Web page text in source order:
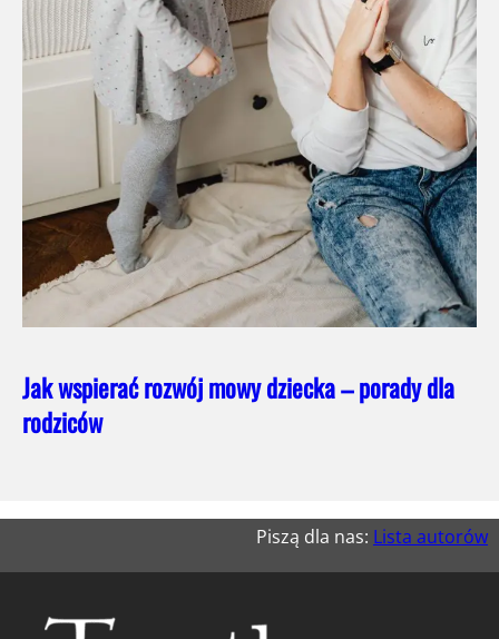
Jak wspierać rozwój mowy dziecka – porady dla
rodziców
Piszą dla nas: Lista autorów